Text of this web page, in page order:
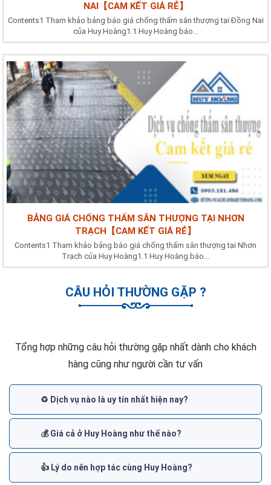
NAI【CAM KẾT GIÁ RẺ】
Contents1 Tham khảo bảng báo giá chống thấm sân thượng tại Đồng Nai
của Huy Hoàng1.1 Huy Hoàng báo...
BẢNG GIÁ CHỐNG THẤM SÂN THƯỢNG TẠI NHƠN
TRẠCH【CAM KẾT GIÁ RẺ】
Contents1 Tham khảo bảng báo giá chống thấm sân thượng tại Nhơn
Trạch của Huy Hoàng1.1 Huy Hoàng báo...
CÂU HỎI THƯỜNG GẶP ?
Tổng hợp những câu hỏi thường gặp nhất dành cho khách
hàng cũng như người cần tư vấn
♻️ Dịch vụ nào là uy tín nhất hiện nay?
💰 Giá cả ở Huy Hoàng như thế nào?
👍 Lý do nên hợp tác cùng Huy Hoàng?